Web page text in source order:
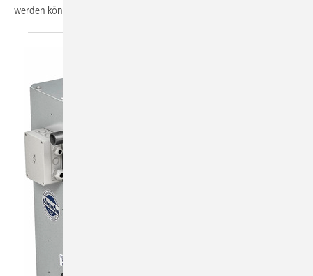
werden können, wenn die Zusammenarbeit